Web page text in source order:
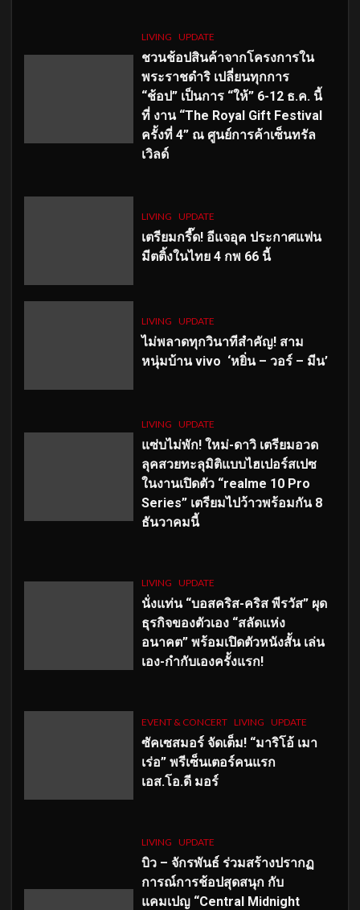
LIVING UPDATE
ชวนช้อปสินค้าจากโครงการใน
พระราชดำริ เปลี่ยนทุกการ
“ช้อป” เป็นการ “ให้” 6-12 ธ.ค. นี้
ที่ งาน “The Royal Gift Festival
ครั้งที่ 4” ณ ศูนย์การค้าเซ็นทรัล
เวิลด์
LIVING UPDATE
เตรียมกรี๊ด! อีแจอุค ประกาศแฟน
มีตติ้งในไทย 4 กพ 66 นี้
LIVING UPDATE
ไม่พลาดทุกวินาทีสำคัญ! สาม
หนุ่มบ้าน vivo ‘หยิ่น – วอร์ – มีน’
LIVING UPDATE
แซ่บไม่พัก! ใหม่-ดาวิ เตรียมอวด
ลุคสวยทะลุมิติแบบไฮเปอร์สเปซ
ในงานเปิดตัว “realme 10 Pro
Series” เตรียมไปว้าวพร้อมกัน 8
ธันวาคมนี้
LIVING UPDATE
นั่งแท่น “บอสคริส-คริส พีรวัส” ผุด
ธุรกิจของตัวเอง “สลัดแห่ง
อนาคต” พร้อมเปิดตัวหนังสั้น เล่น
เอง-กำกับเองครั้งแรก!
EVENT & CONCERT LIVING UPDATE
ซัคเซสมอร์ จัดเต็ม! “มาริโอ้ เมา
เร่อ” พรีเซ็นเตอร์คนแรก
เอส.โอ.ดี มอร์
LIVING UPDATE
บิว – จักรพันธ์ ร่วมสร้างปรากฏ
การณ์การช้อปสุดสนุก กับ
แคมเปญ “Central Midnight